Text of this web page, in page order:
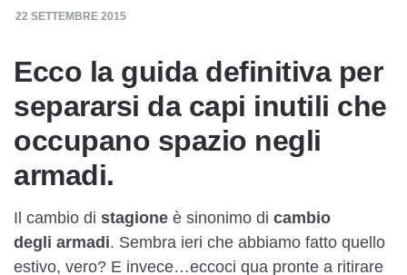
22 SETTEMBRE 2015
Ecco la guida definitiva per
separarsi da capi inutili che
occupano spazio negli
armadi.
Il cambio di stagione è sinonimo di cambio
degli armadi. Sembra ieri che abbiamo fatto quello
estivo, vero? E invece…eccoci qua pronte a ritirare